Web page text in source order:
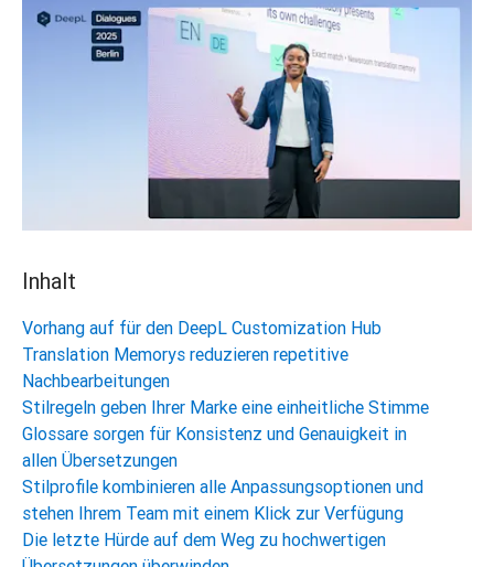
Inhalt
Vorhang auf für den DeepL Customization Hub
Translation Memorys reduzieren repetitive
Nachbearbeitungen
Stilregeln geben Ihrer Marke eine einheitliche Stimme
Glossare sorgen für Konsistenz und Genauigkeit in
allen Übersetzungen
Stilprofile kombinieren alle Anpassungsoptionen und
stehen Ihrem Team mit einem Klick zur Verfügung
Die letzte Hürde auf dem Weg zu hochwertigen